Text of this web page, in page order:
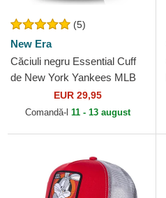
(5)
New Era
Căciuli negru Essential Cuff
de New York Yankees MLB
de New EraEUR 29,95
Comandă-l 11 - 13 august